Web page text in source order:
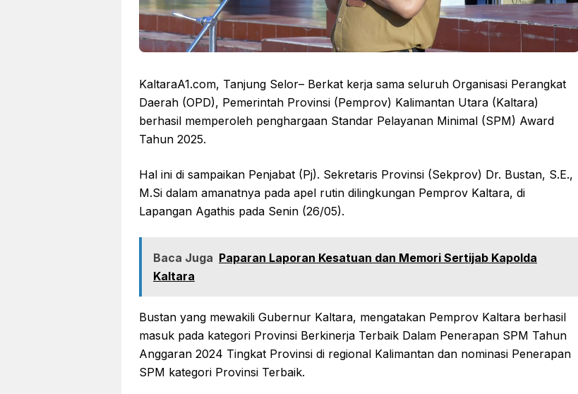
KaltaraA1.com, Tanjung Selor– Berkat kerja sama seluruh Organisasi Perangkat
Daerah (OPD), Pemerintah Provinsi (Pemprov) Kalimantan Utara (Kaltara)
berhasil memperoleh penghargaan Standar Pelayanan Minimal (SPM) Award
Tahun 2025.
Hal ini di sampaikan Penjabat (Pj). Sekretaris Provinsi (Sekprov) Dr. Bustan, S.E.,
M.Si dalam amanatnya pada apel rutin dilingkungan Pemprov Kaltara, di
Lapangan Agathis pada Senin (26/05).
Baca Juga Paparan Laporan Kesatuan dan Memori Sertijab Kapolda
Kaltara
Bustan yang mewakili Gubernur Kaltara, mengatakan Pemprov Kaltara berhasil
masuk pada kategori Provinsi Berkinerja Terbaik Dalam Penerapan SPM Tahun
Anggaran 2024 Tingkat Provinsi di regional Kalimantan dan nominasi Penerapan
SPM kategori Provinsi Terbaik.